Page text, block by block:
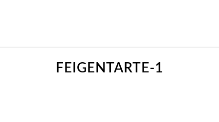
FEIGENTARTE-1